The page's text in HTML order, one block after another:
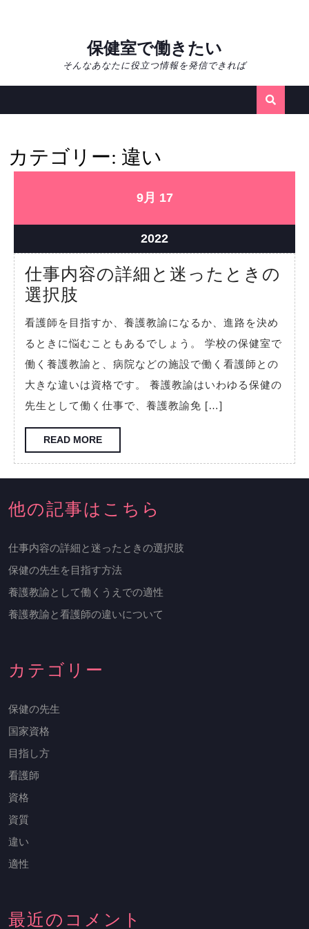
保健室で働きたい
そんなあなたに役立つ情報を発信できれば
カテゴリー: 違い
9月 2022
9
月
17
172022
月
17
20222022
年
9
日
仕事内容の詳細と迷ったときの
選択肢
事
内
容
の
詳
と
迷
っ
た
と
き
の
選
択
看護師を目指すか、養護教諭になるか、進路を決め
るときに悩むこともあるでしょう。 学校の保健室で
働く養護教諭と、病院などの施設で働く看護師との
大きな違いは資格です。 養護教諭はいわゆる保健の
先生として働く仕事で、養護教諭免 […]
READ MOREREAD
MORE
他の記事はこちら
仕事内容の詳細と迷ったときの選択肢
保健の先生を目指す方法
養護教諭として働くうえでの適性
養護教諭と看護師の違いについて
カテゴリー
保健の先生
国家資格
目指し方
看護師
資格
資質
違い
適性
最近のコメント